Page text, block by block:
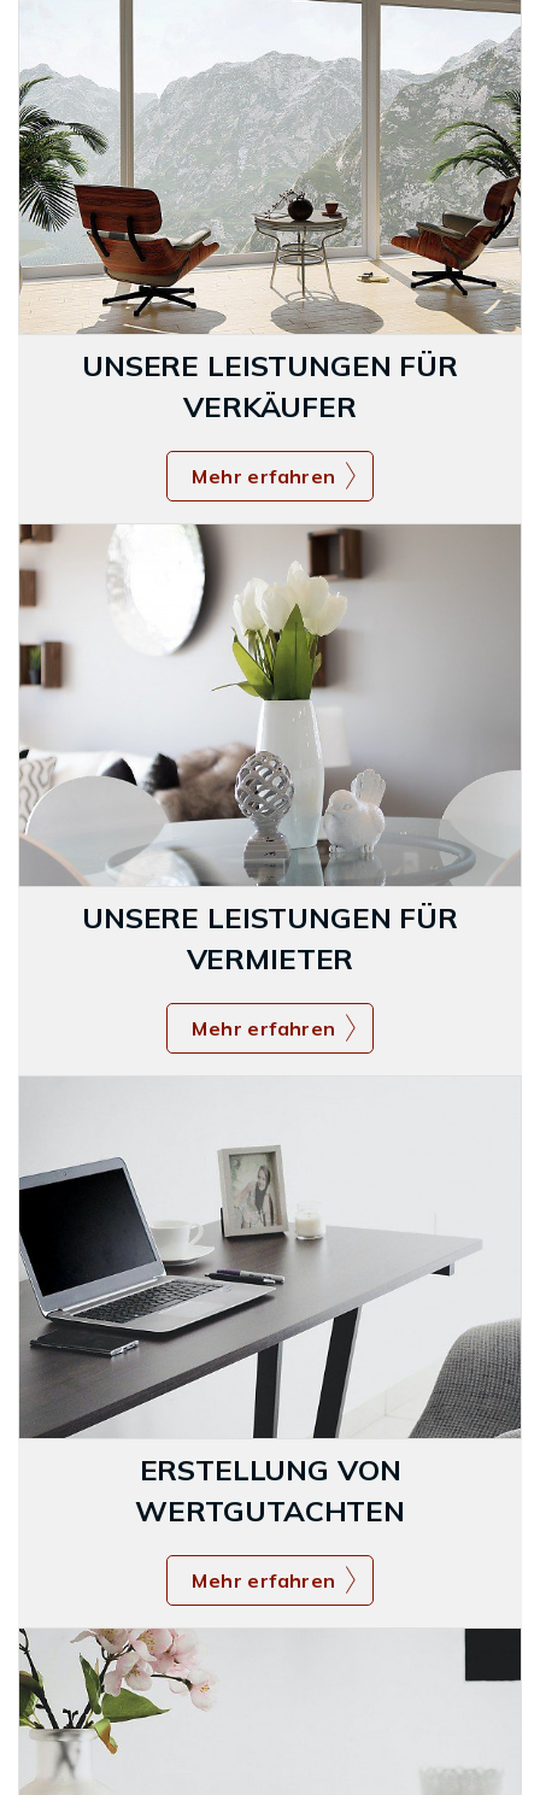
UNSERE LEISTUNGEN FÜR
VERKÄUFER
Mehr erfahren
UNSERE LEISTUNGEN FÜR
VERMIETER
Mehr erfahren
ERSTELLUNG VON
WERTGUTACHTEN
Mehr erfahren